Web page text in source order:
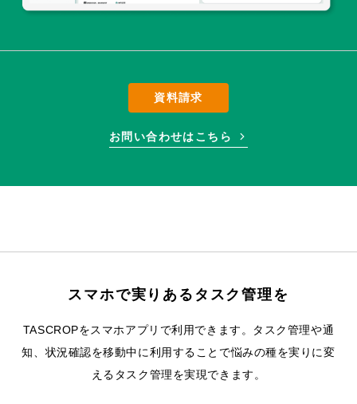
資料請求
お問い合わせはこちら
スマホで実りあるタスク管理を
TASCROPをスマホアプリで利用できます。
タスク管理や通
知、状況確認を移動中に利用することで悩みの種を実りに変
えるタスク管理を実現できます。